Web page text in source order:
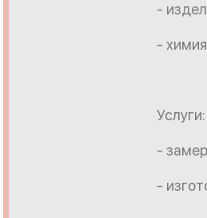
-
-
Услуги:
-
-